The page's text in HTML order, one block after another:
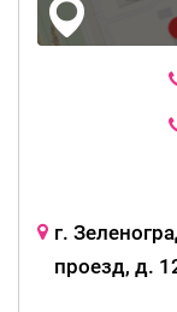
г.
проезд, д.